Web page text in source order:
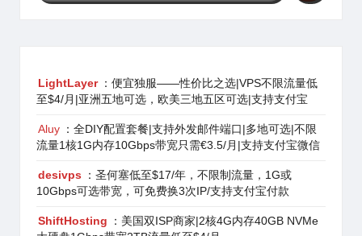
LightLayer ：便宜独服——性价比之选|VPS不限流量低
至$4/月|亚洲五地可选，欧美三地五区可选|支持支付宝
Aluy ：全DIY配置套餐|支持外发邮件端口|多地可选|不限
流量1核1G内存10Gbps带宽只需€3.5/月|支持支付宝微信
desivps
：圣何塞低至$17/年，不限制流量，1G或
10Gbps可选带宽，可免费换3次IP/支持支付宝付款
ShiftHosting
：美国双ISP商家|2核4G内存40GB NVMe